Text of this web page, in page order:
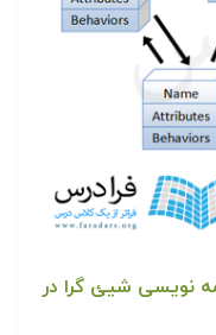
نویسی شیئ گرا در